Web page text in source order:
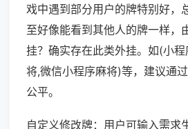
戏中遇到部分用户的牌特别好，
至好像能看到其他人的牌一样，
挂？确实存在此类外挂。如(小
将,微信小程序麻将)等，建议通
公平。
自定义修改牌：用户可输入需求